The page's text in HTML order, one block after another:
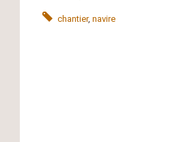
chantier, navire